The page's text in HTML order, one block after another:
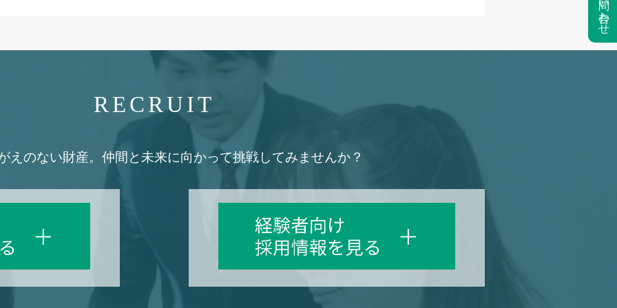
RECRUIT
えのない財産。 仲間と未来に向かって挑戦してみませんか？